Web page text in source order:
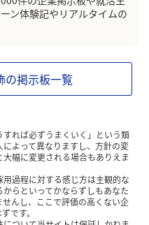
ン体験記やリアルタイムの
の掲示板一覧
れば必ずうまくいく」という類
よって異なりますし、方針の変
幅に変更される場合もありえま
過程に対する感じ方は主観的な
らといってかならずしもあなた
んし、ここで評価の高くない企
です。